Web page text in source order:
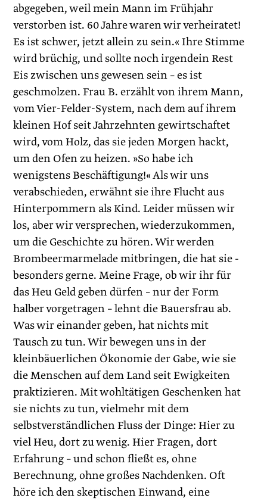
abgegeben, weil mein Mann im Frühjahr
verstorben ist. 60 Jahre waren wir verheiratet!
Es ist schwer, jetzt allein zu sein.« Ihre Stimme
wird brüchig, und sollte noch irgendein Rest
Eis zwischen uns gewesen sein – es ist
geschmolzen. Frau B. erzählt von ihrem Mann,
vom Vier-Felder-System, nach dem auf ihrem
kleinen Hof seit Jahrzehnten gewirtschaftet
wird, vom Holz, das sie jeden Morgen hackt,
um den Ofen zu heizen. »So habe ich
wenigstens Beschäftigung!« Als wir uns
verabschieden, erwähnt sie ihre Flucht aus
Hinterpommern als Kind. Leider müssen wir
los, aber wir versprechen, wiederzukommen,
um die Geschichte zu hören. Wir werden
Brombeermarmelade mitbringen, die hat sie ­
besonders gerne. Meine Frage, ob wir ihr für
das Heu Geld geben dürfen – nur der Form
halber vorgetragen – lehnt die Bauersfrau ab.
Was wir einander geben, hat nichts mit
Tausch zu tun. Wir bewegen uns in der
kleinbäuerlichen Ökonomie der Gabe, wie sie
die Menschen auf dem Land seit Ewigkeiten
praktizieren. Mit wohltätigen Geschenken hat
sie nichts zu tun, vielmehr mit dem
selbstverständlichen Fluss der Dinge: Hier zu
viel Heu, dort zu wenig. Hier Fragen, dort
Erfahrung – und schon fließt es, ohne
Berechnung, ohne großes Nachdenken. Oft
höre ich den skeptischen Einwand, eine